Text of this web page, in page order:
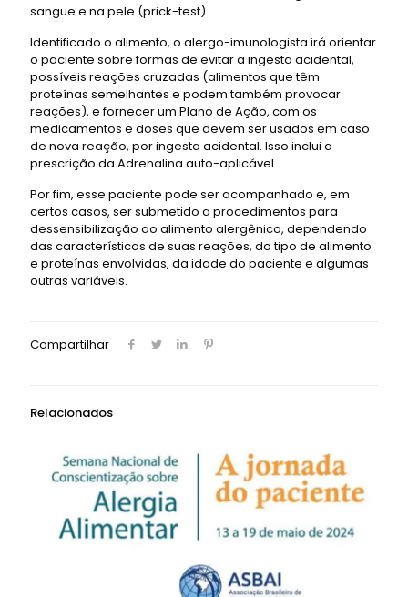
sangue e na pele (prick-test).
Identificado o alimento, o alergo-imunologista irá orientar
o paciente sobre formas de evitar a ingesta acidental,
possíveis reações cruzadas (alimentos que têm
proteínas semelhantes e podem também provocar
reações), e fornecer um Plano de Ação, com os
medicamentos e doses que devem ser usados em caso
de nova reação, por ingesta acidental. Isso inclui a
prescrição da Adrenalina auto-aplicável.
Por fim, esse paciente pode ser acompanhado e, em
certos casos, ser submetido a procedimentos para
dessensibilização ao alimento alergênico, dependendo
das características de suas reações, do tipo de alimento
e proteínas envolvidas, da idade do paciente e algumas
outras variáveis.
Compartilhar
Relacionados